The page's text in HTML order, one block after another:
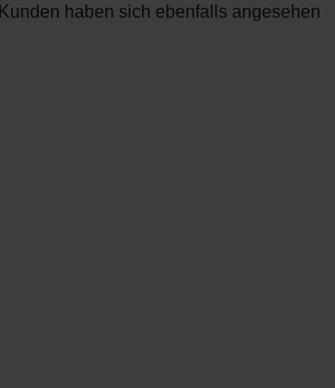
Kunden haben sich ebenfalls angesehen